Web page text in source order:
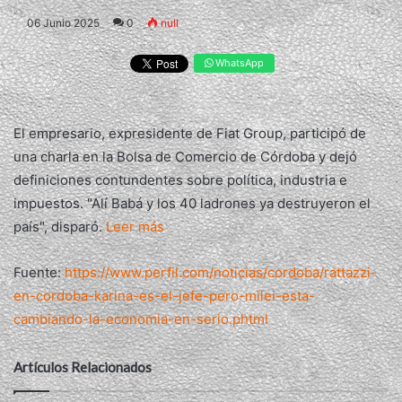
06 Junio 2025 0 null
WhatsApp
El empresario, expresidente de Fiat Group, participó de
una charla en la Bolsa de Comercio de Córdoba y dejó
definiciones contundentes sobre política, industria e
impuestos. "Alí Babá y los 40 ladrones ya destruyeron el
país", disparó.Leer más
Fuente:https://www.perfil.com/noticias/cordoba/rattazzi-
en-cordoba-karina-es-el-jefe-pero-milei-esta-
cambiando-la-economia-en-serio.phtml
Artículos Relacionados